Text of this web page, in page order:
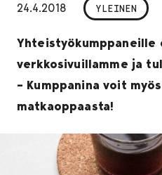
24.4.2018 YLEINEN
verkkosivuillamme ja
– Kumppanina voit
matkaoppaasta!